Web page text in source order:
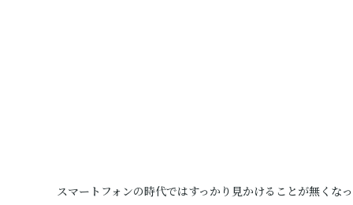
スマートフォンの時代ではすっかり見かけることが無くな